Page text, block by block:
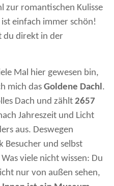
zur romantischen Kulisse
einfach immer schön!
du direkt in der
Mal hier gewesen bin,
mich dasGoldene Dachl.
Dach und zählt2657
Jahreszeit und Licht
aus. Deswegen
Besucher und selbst
viele nicht wissen: Du
nur von außen sehen,